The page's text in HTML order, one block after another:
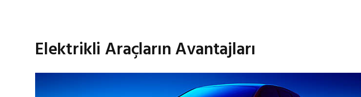
Elektrikli Araçların Avantajları